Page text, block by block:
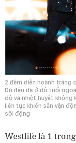
2 đêm diễn hoành tráng
Dù đều đã ở độ tuổi
độ và nhiệt huyết không
liên tục khiến sân vận
sôi động
Westlife là 1